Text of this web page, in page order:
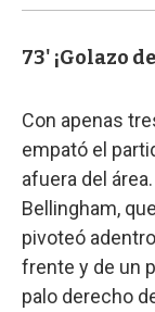
73' ¡Golazo
Con apenas
empató el
afuera del
Bellingham,
pivoteó
frente y de un
palo derecho